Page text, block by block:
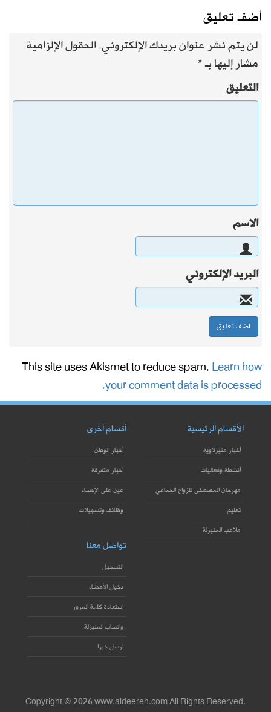
أضف تعليق
لن يتم نشر عنوان بريدك الإلكتروني.الحقول الإلزامية
مشار إليها بـ*
التعليق
الاسم
البريد الإلكتروني
This site uses Akismet to reduce spam.Learn how
your comment data is processed.
الأقسام الرئيسية
أخبار منيزلاوية
أنشطة وفعاليات
مهرجان المصطفى للزواج الجماعي
تعليم
ملاعب المنيزلة
أقسام أخرى
أخبار الوطن
أخبار متفرقة
عين على الإحساء
وظائف وتسجيلات
تواصل معنا
التسجيل
دخول الأعضاء
استعادة كلمة المرور
واتساب المنيزلة
أرسل خبرا
Copyright © 2026 www.aldeereh.com All Rights Reserved.